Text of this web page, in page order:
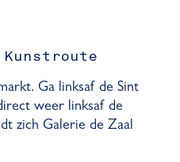
Ga linksaf de Sint
weer linksaf de
zich Galerie de Zaal